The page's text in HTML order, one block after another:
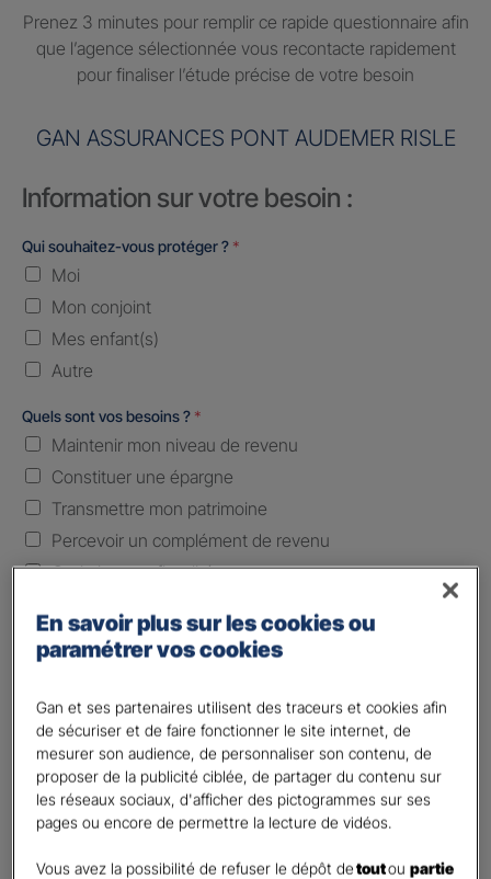
Prenez 3 minutes pour remplir ce rapide questionnaire afin
que l’agence sélectionnée vous recontacte rapidement
pour finaliser l’étude précise de votre besoin
GAN ASSURANCES PONT AUDEMER RISLE
Information sur votre besoin :
Qui souhaitez-vous protéger ? *
Moi
Mon conjoint
Mes enfant(s)
Autre
Quels sont vos besoins ? *
Maintenir mon niveau de revenu
Constituer une épargne
Transmettre mon patrimoine
Percevoir un complément de revenu
Optimiser ma fiscalité
Plusieurs choix possibles
Etes-vous déjà client Gan assurances ?*
Oui
Non
Civilité*
Madame
En savoir plus sur les cookies ou
paramétrer vos cookies
Gan et ses partenaires utilisent des traceurs et cookies afin
de sécuriser et de faire fonctionner le site internet, de
mesurer son audience, de personnaliser son contenu, de
proposer de la publicité ciblée, de partager du contenu sur
les réseaux sociaux, d'afficher des pictogrammes sur ses
pages ou encore de permettre la lecture de vidéos.
Vous avez la possibilité de refuser le dépôt detoutoupartie